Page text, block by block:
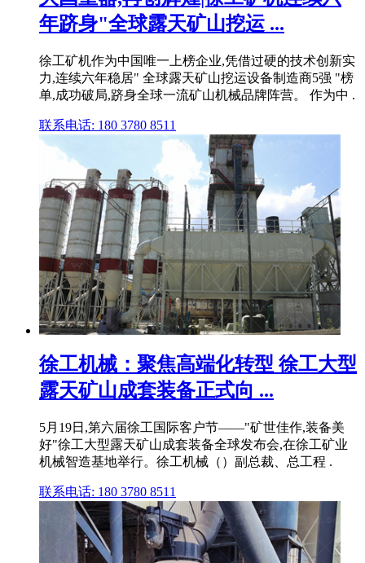
年跻身"全球露天矿山挖运 ...
徐工矿机作为中国唯一上榜企业,凭借过硬的技术创新实
力,连续六年稳居" 全球露天矿山挖运设备制造商5强 "榜
单,成功破局,跻身全球一流矿山机械品牌阵营。 作为中 .
联系电话: 180 3780 8511
徐工机械：聚焦高端化转型 徐工大型
露天矿山成套装备正式向 ...
5月19日,第六届徐工国际客户节——"矿世佳作,装备美
好"徐工大型露天矿山成套装备全球发布会,在徐工矿业
机械智造基地举行。徐工机械（）副总裁、总工程 .
联系电话: 180 3780 8511